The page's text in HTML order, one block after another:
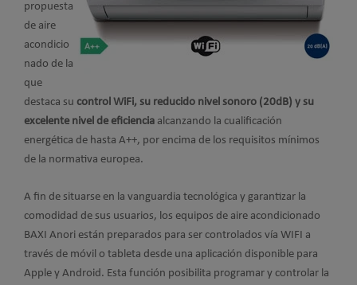
propuesta
de aire
acondicio
nado de la
que
destaca su control WiFi, su reducido nivel sonoro (20dB) y su
excelente nivel de eficiencia alcanzando la cualificación
energética de hasta A++, por encima de los requisitos mínimos
de la normativa europea.
A fin de situarse en la vanguardia tecnológica y garantizar la
comodidad de sus usuarios, los equipos de aire acondicionado
BAXI Anori están preparados para ser controlados vía WIFI a
través de móvil o tableta desde una aplicación disponible para
Apple y Android. Esta función posibilita programar y controlar la